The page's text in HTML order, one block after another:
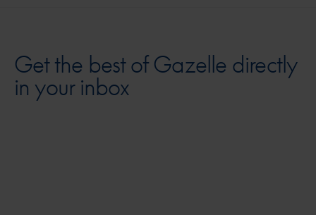
Get the best of Gazelle directly
in your inbox